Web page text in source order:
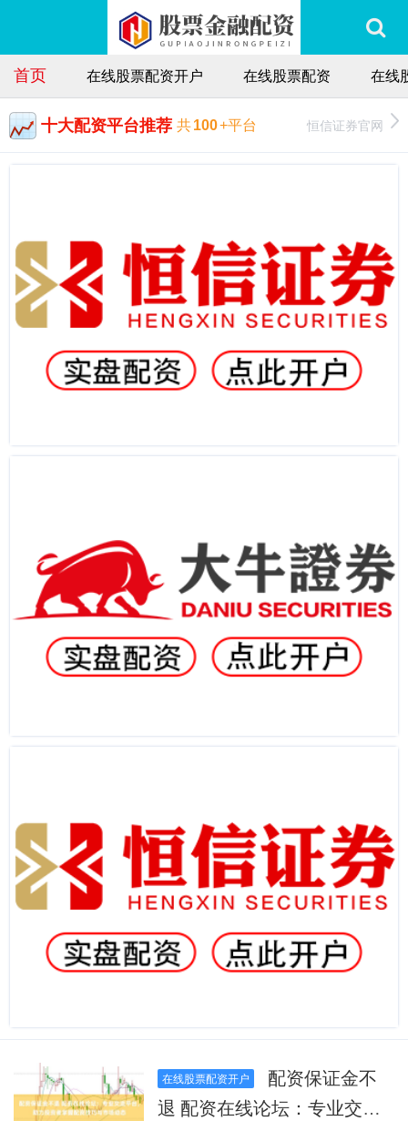
首页 在线股票配资开户 在线股票配资 在线
十大配资平台推荐 共100+平台 恒信证券官网
在线股票配资开户
退 配资在线论坛：专业交流